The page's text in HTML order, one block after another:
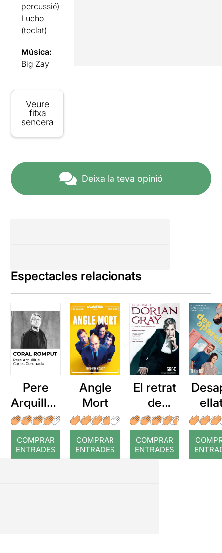
percussió)
Lucho
(teclat)
Música:
Big Zay
Veure
fitxa
sencera
Deixa la teva opinió
Espectacles relacionats
Pere
Arquillué
: Coral
romput
COMPRAR
ENTRADES
Angle
Mort
COMPRAR
ENTRADES
El retrat
de
Dorian
Gray
COMPRAR
ENTRADES